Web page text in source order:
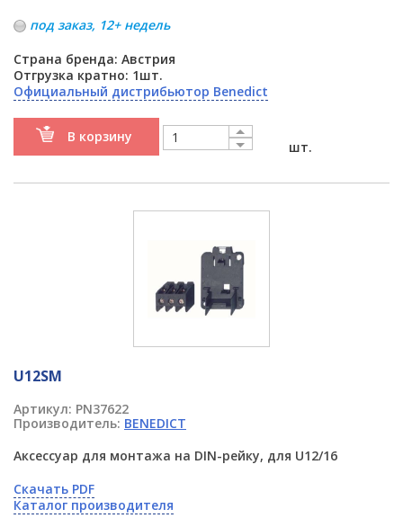
под заказ, 12+ недель
Страна бренда: Австрия
Отгрузка кратно: 1шт.
Официальный дистрибьютор Benedict
В корзину
шт.
U12SM
Артикул: PN37622
Производитель: BENEDICT
Аксессуар для монтажа на DIN-рейку, для U12/16
Скачать PDF
Каталог производителя